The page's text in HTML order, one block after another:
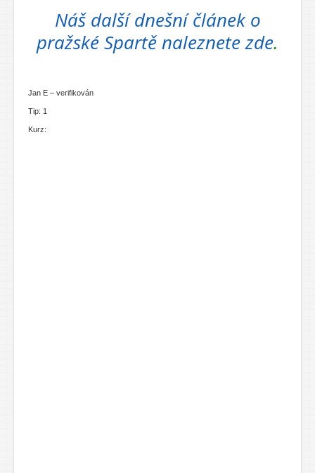
Náš další dnešní článek o
pražské Spartě naleznete zde.
Jan E – verifikován
Tip: 1
Kurz: